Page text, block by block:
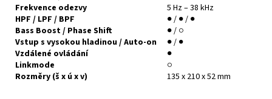
Frekvence odezvy
5 Hz – 38 kHz
HPF / LPF / BPF
● / ● / ●
Bass Boost / Phase Shift
● / ○
Vstup s vysokou hladinou / Auto-on
● / ●
Vzdálené ovládání
●
Linkmode
○
Rozměry (š x ú x v)
135 x 210 x 52 mm